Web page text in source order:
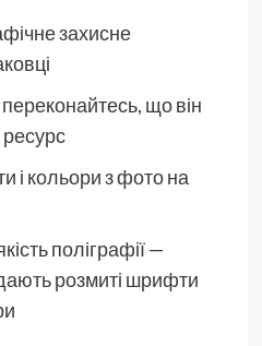
захисне
що він
і кольори з фото на
поліграфії —
розмиті шрифти